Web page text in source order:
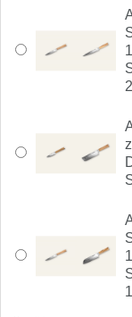
Ostřiče nožů
Brúsky na
Doplnky a diely